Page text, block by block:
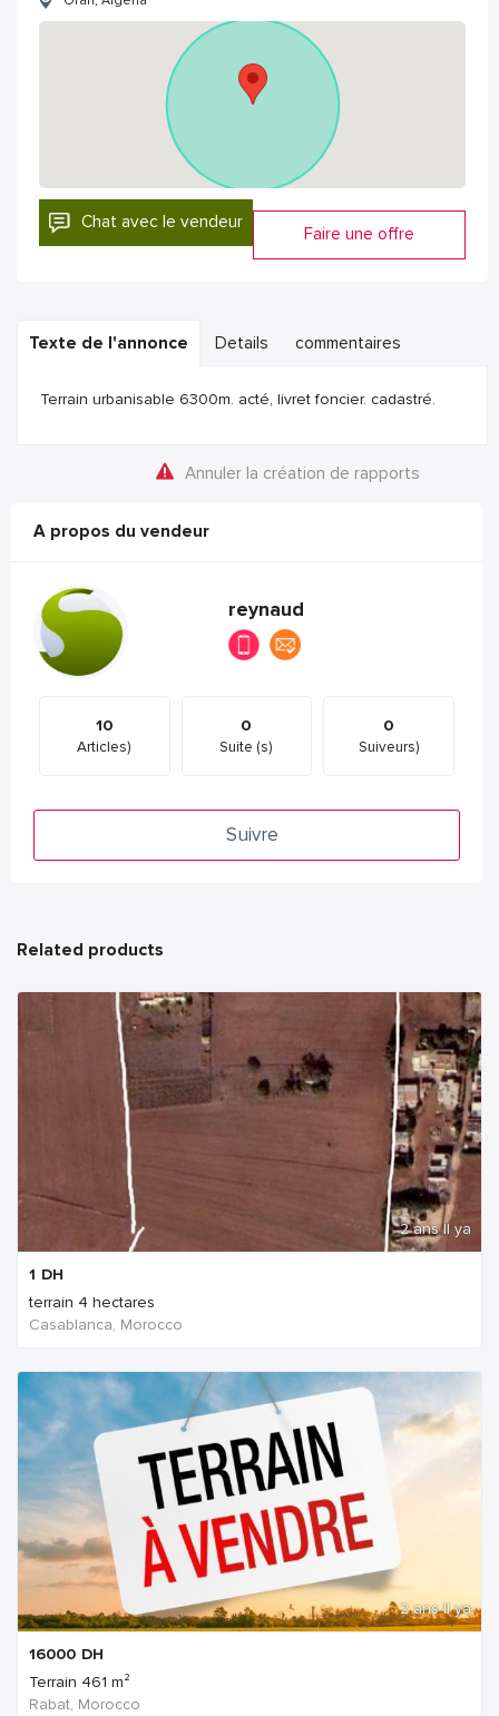
Chat avec le vendeur
Faire une offre
Texte de l'annonce Details commentaires
Terrain urbanisable 6300m. acté, livret foncier. cadastré.
Annuler la création de rapports
A propos du vendeur
reynaud
10
Articles)
0
Suite (s)
0
Suiveurs)
Suivre
Related products
2 ans Il ya
1 DH
terrain 4 hectares
Casablanca, Morocco
2 ans Il ya
16000 DH
Terrain 461 m²
Rabat, Morocco